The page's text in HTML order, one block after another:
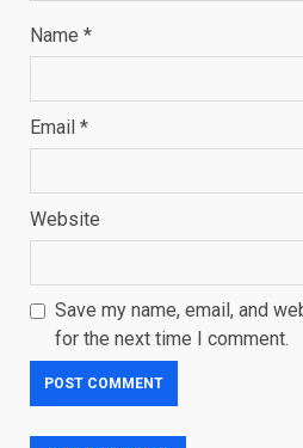
Name *
Email *
Website
Save my name, email, and
for the next time I comment.